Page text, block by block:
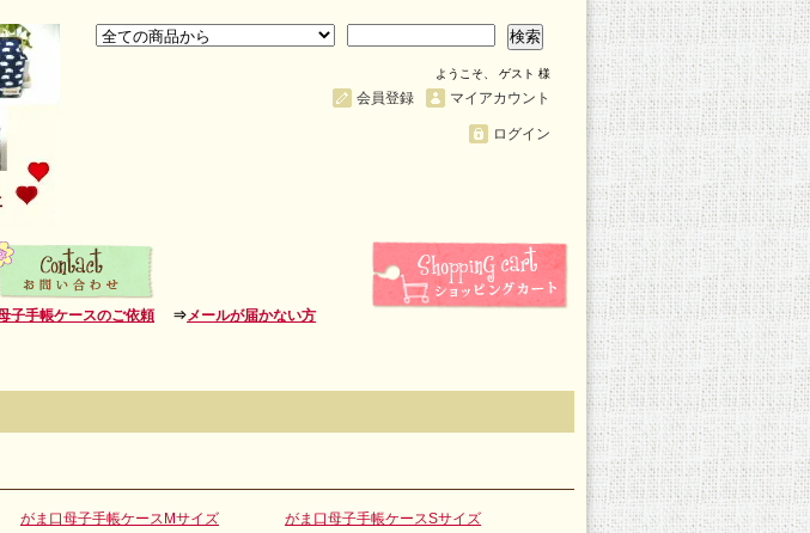
検索
ようこそ、 ゲスト 様
マイアカウント
会員登録
ログイン
子手帳ケースのご依頼 ⇒メールが届かない方
がま口母子手帳ケースMサイズ がま口母子手帳ケースSサイズ